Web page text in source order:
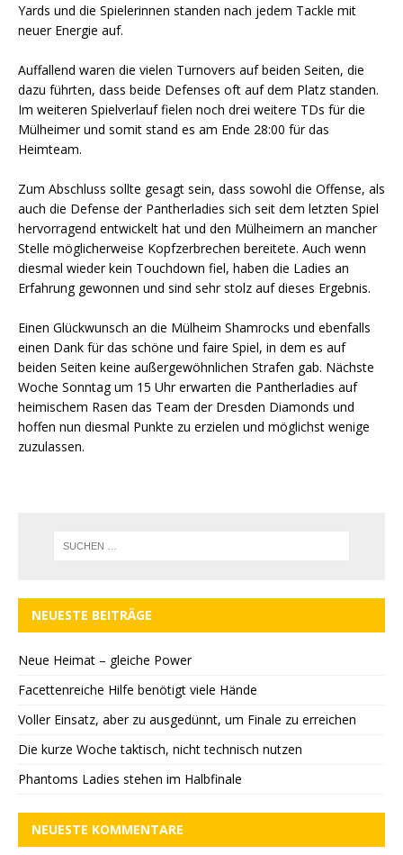
Yards und die Spielerinnen standen nach jedem Tackle mit
neuer Energie auf.
Auffallend waren die vielen Turnovers auf beiden Seiten, die
dazu führten, dass beide Defenses oft auf dem Platz standen.
Im weiteren Spielverlauf fielen noch drei weitere TDs für die
Mülheimer und somit stand es am Ende 28:00 für das
Heimteam.
Zum Abschluss sollte gesagt sein, dass sowohl die Offense, als
auch die Defense der Pantherladies sich seit dem letzten Spiel
hervorragend entwickelt hat und den Mülheimern an mancher
Stelle möglicherweise Kopfzerbrechen bereitete. Auch wenn
diesmal wieder kein Touchdown fiel, haben die Ladies an
Erfahrung gewonnen und sind sehr stolz auf dieses Ergebnis.
Einen Glückwunsch an die Mülheim Shamrocks und ebenfalls
einen Dank für das schöne und faire Spiel, in dem es auf
beiden Seiten keine außergewöhnlichen Strafen gab. Nächste
Woche Sonntag um 15 Uhr erwarten die Pantherladies auf
heimischem Rasen das Team der Dresden Diamonds und
hoffen nun diesmal Punkte zu erzielen und möglichst wenige
zuzulassen.
NEUESTE BEITRÄGE
Neue Heimat – gleiche Power
Facettenreiche Hilfe benötigt viele Hände
Voller Einsatz, aber zu ausgedünnt, um Finale zu erreichen
Die kurze Woche taktisch, nicht technisch nutzen
Phantoms Ladies stehen im Halbfinale
NEUESTE KOMMENTARE